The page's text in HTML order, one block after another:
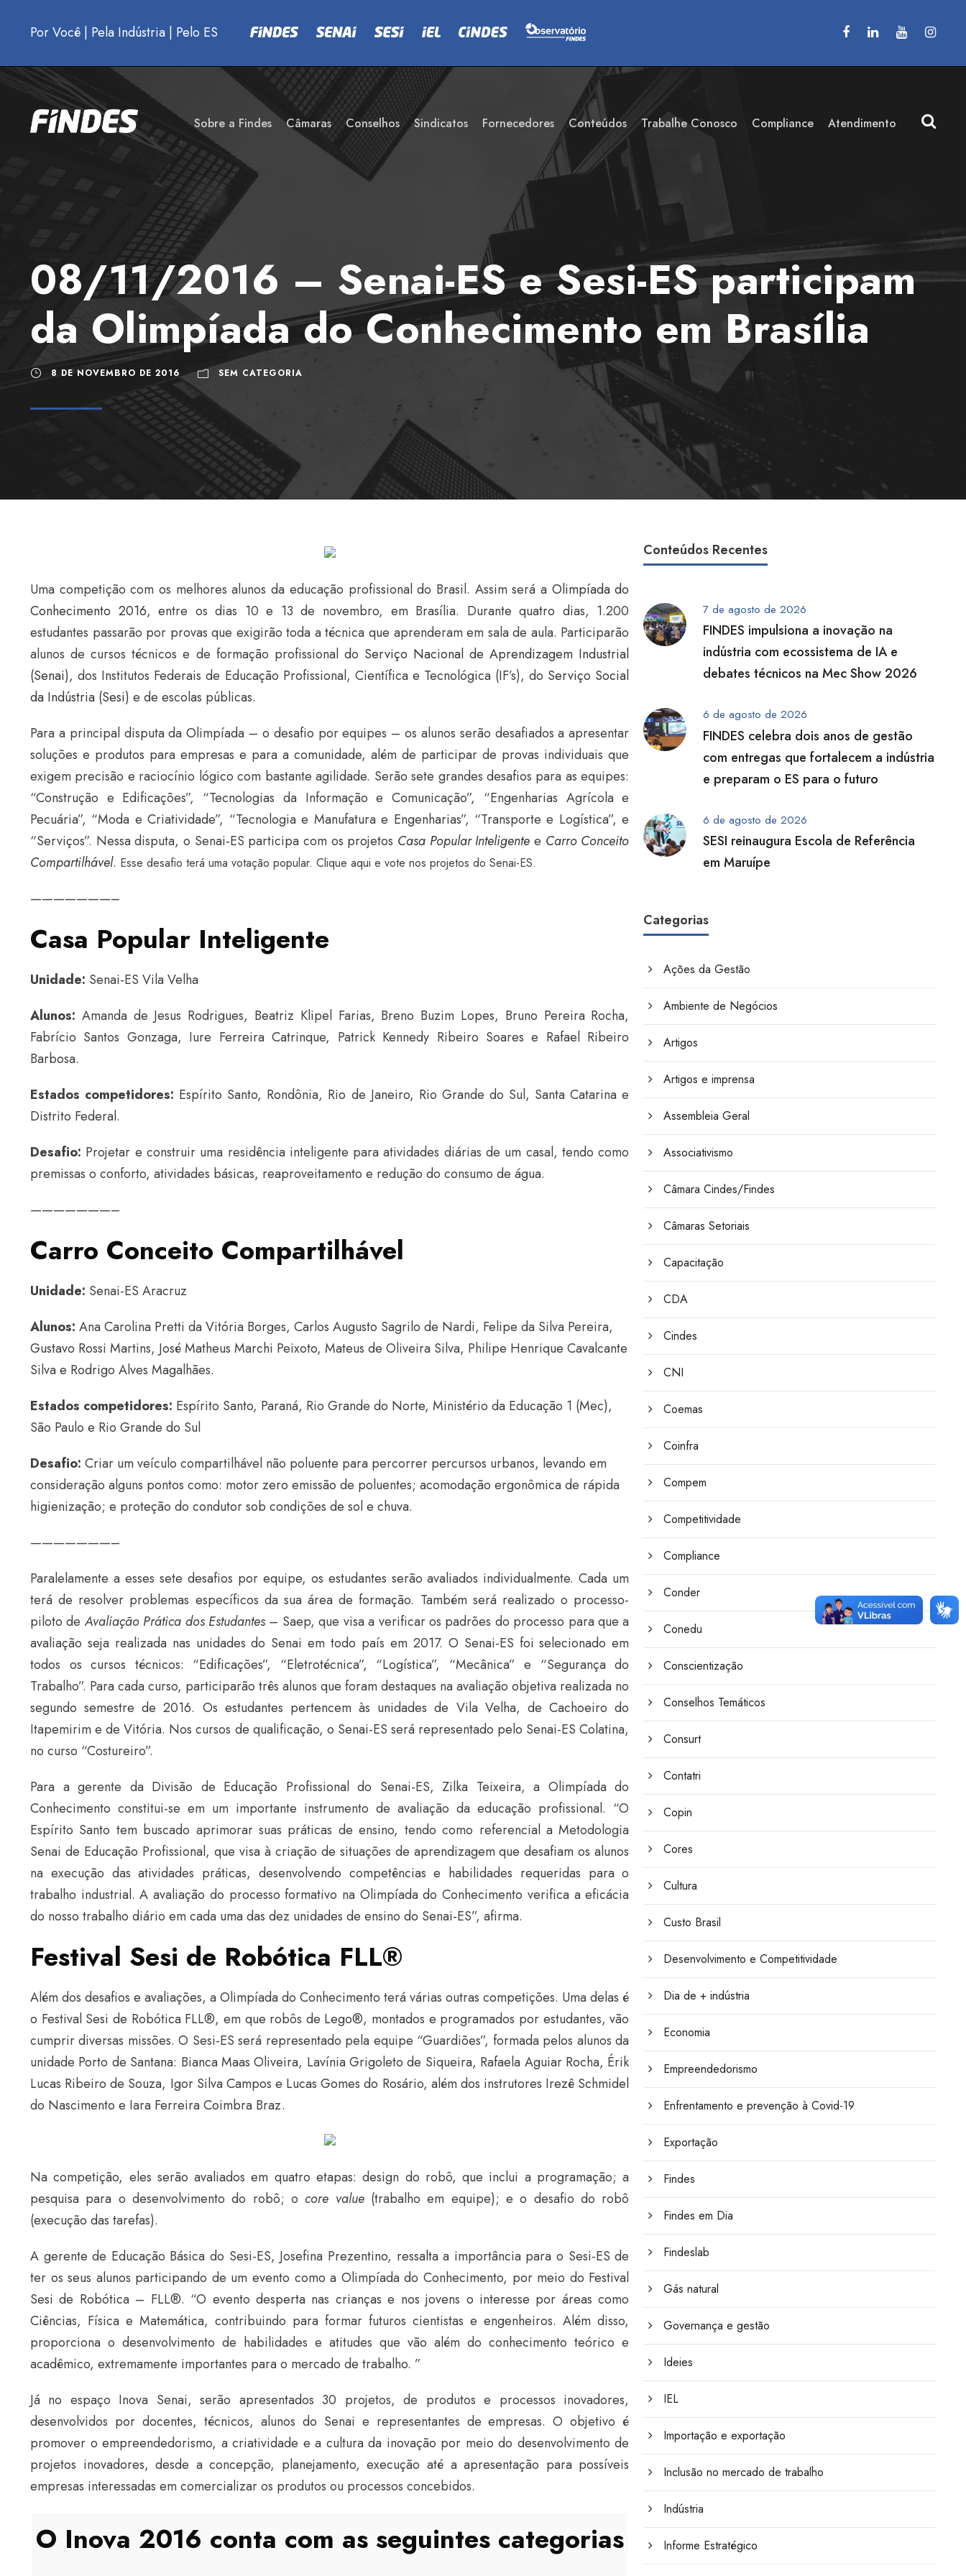
Por Você | Pela Indústria | Pelo ES
Sobre a Findes Câmaras Conselhos Sindicatos Fornecedores Conteúdos Trabalhe Conosco Compliance Atendimento
08/11/2016 – Senai-ES e Sesi-ES participam
da Olimpíada do Conhecimento em Brasília
8 DE NOVEMBRO DE 2016 SEM CATEGORIA
Uma competição com os melhores alunos da educação profissional do Brasil. Assim será a Olimpíada do
Conhecimento 2016, entre os dias 10 e 13 de novembro, em Brasília. Durante quatro dias, 1.200
estudantes passarão por provas que exigirão toda a técnica que aprenderam em sala de aula. Participarão
alunos de cursos técnicos e de formação profissional do Serviço Nacional de Aprendizagem Industrial
(Senai), dos Institutos Federais de Educação Profissional, Científica e Tecnológica (IF’s), do Serviço Social
da Indústria (Sesi) e de escolas públicas.
Para a principal disputa da Olimpíada – o desafio por equipes – os alunos serão desafiados a apresentar
soluções e produtos para empresas e para a comunidade, além de participar de provas individuais que
exigem precisão e raciocínio lógico com bastante agilidade. Serão sete grandes desafios para as equipes:
“Construção e Edificações”, “Tecnologias da Informação e Comunicação”, “Engenharias Agrícola e
Pecuária”, “Moda e Criatividade”, “Tecnologia e Manufatura e Engenharias”, “Transporte e Logística”, e
“Serviços”. Nessa disputa, o Senai-ES participa com os projetos Casa Popular Inteligente e Carro Conceito
Compartilhável. Esse desafio terá uma votação popular. Clique aqui e vote nos projetos do Senai-ES.
———————–
Casa Popular Inteligente
Unidade: Senai-ES Vila Velha
Alunos: Amanda de Jesus Rodrigues, Beatriz Klipel Farias, Breno Buzim Lopes, Bruno Pereira Rocha,
Fabrício Santos Gonzaga, Iure Ferreira Catrinque, Patrick Kennedy Ribeiro Soares e Rafael Ribeiro
Barbosa.
Estados competidores: Espírito Santo, Rondônia, Rio de Janeiro, Rio Grande do Sul, Santa Catarina e
Distrito Federal.
Desafio: Projetar e construir uma residência inteligente para atividades diárias de um casal, tendo como
premissas o conforto, atividades básicas, reaproveitamento e redução do consumo de água.
———————–
Carro Conceito Compartilhável
Unidade: Senai-ES Aracruz
Alunos: Ana Carolina Pretti da Vitória Borges, Carlos Augusto Sagrilo de Nardi, Felipe da Silva Pereira,
Gustavo Rossi Martins, José Matheus Marchi Peixoto, Mateus de Oliveira Silva, Philipe Henrique Cavalcante
Silva e Rodrigo Alves Magalhães.
Estados competidores: Espírito Santo, Paraná, Rio Grande do Norte, Ministério da Educação 1 (Mec),
São Paulo e Rio Grande do Sul
Desafio: Criar um veículo compartilhável não poluente para percorrer percursos urbanos, levando em
consideração alguns pontos como: motor zero emissão de poluentes; acomodação ergonômica de rápida
higienização; e proteção do condutor sob condições de sol e chuva.
———————–
Paralelamente a esses sete desafios por equipe, os estudantes serão avaliados individualmente. Cada um
terá de resolver problemas específicos da sua área de formação. Também será realizado o processo-
piloto deAvaliação Prática dos Estudantes – Saep, que visa a verificar os padrões do processo para que a
avaliação seja realizada nas unidades do Senai em todo país em 2017. O Senai-ES foi selecionado em
todos os cursos técnicos: “Edificações”, “Eletrotécnica”, “Logística”, “Mecânica” e “Segurança do
Trabalho”. Para cada curso, participarão três alunos que foram destaques na avaliação objetiva realizada no
segundo semestre de 2016. Os estudantes pertencem às unidades de Vila Velha, de Cachoeiro do
Itapemirim e de Vitória. Nos cursos de qualificação, o Senai-ES será representado pelo Senai-ES Colatina,
no curso “Costureiro”.
Para a gerente da Divisão de Educação Profissional do Senai-ES, Zilka Teixeira, a Olimpíada do
Conhecimento constitui-se em um importante instrumento de avaliação da educação profissional. “O
Espírito Santo tem buscado aprimorar suas práticas de ensino, tendo como referencial a Metodologia
Senai de Educação Profissional, que visa à criação de situações de aprendizagem que desafiam os alunos
na execução das atividades práticas, desenvolvendo competências e habilidades requeridas para o
trabalho industrial. A avaliação do processo formativo na Olimpíada do Conhecimento verifica a eficácia
do nosso trabalho diário em cada uma das dez unidades de ensino do Senai-ES”, afirma.
Festival Sesi de Robótica FLL®
Além dos desafios e avaliações, a Olimpíada do Conhecimento terá várias outras competições. Uma delas é
o Festival Sesi de Robótica FLL®, em que robôs de Lego®, montados e programados por estudantes, vão
cumprir diversas missões. O Sesi-ES será representado pela equipe “Guardiões”, formada pelos alunos da
unidade Porto de Santana: Bianca Maas Oliveira, Lavínia Grigoleto de Siqueira, Rafaela Aguiar Rocha, Érik
Lucas Ribeiro de Souza, Igor Silva Campos e Lucas Gomes do Rosário, além dos instrutores Irezê Schmidel
do Nascimento e Iara Ferreira Coimbra Braz.
Na competição, eles serão avaliados em quatro etapas: design do robô, que inclui a programação; a
pesquisa para o desenvolvimento do robô; ocore value(trabalho em equipe); e o desafio do robô
(execução das tarefas).
A gerente de Educação Básica do Sesi-ES, Josefina Prezentino, ressalta a importância para o Sesi-ES de
ter os seus alunos participando de um evento como a Olimpíada do Conhecimento, por meio do Festival
Sesi de Robótica – FLL®. “O evento desperta nas crianças e nos jovens o interesse por áreas como
Ciências, Física e Matemática, contribuindo para formar futuros cientistas e engenheiros. Além disso,
proporciona o desenvolvimento de habilidades e atitudes que vão além do conhecimento teórico e
acadêmico, extremamente importantes para o mercado de trabalho. ”
Já no espaço Inova Senai, serão apresentados 30 projetos, de produtos e processos inovadores,
desenvolvidos por docentes, técnicos, alunos do Senai e representantes de empresas. O objetivo é
promover o empreendedorismo, a criatividade e a cultura da inovação por meio do desenvolvimento de
projetos inovadores, desde a concepção, planejamento, execução até a apresentação para possíveis
empresas interessadas em comercializar os produtos ou processos concebidos.
O Inova 2016 conta com as seguintes categorias
Conteúdos Recentes
7 de agosto de 2026
FINDES impulsiona a inovação na
indústria com ecossistema de IA e
debates técnicos na Mec Show 2026
6 de agosto de 2026
FINDES celebra dois anos de gestão
com entregas que fortalecem a indústria
e preparam o ES para o futuro
6 de agosto de 2026
SESI reinaugura Escola de Referência
em Maruípe
Categorias
Ações da Gestão
Ambiente de Negócios
Artigos
Artigos e imprensa
Assembleia Geral
Associativismo
Câmara Cindes/Findes
Câmaras Setoriais
Capacitação
CDA
Cindes
CNI
Coemas
Coinfra
Compem
Competitividade
Compliance
Conder
Conedu
Conscientização
Conselhos Temáticos
Consurt
Contatri
Copin
Cores
Cultura
Custo Brasil
Desenvolvimento e Competitividade
Dia de + indústria
Economia
Empreendedorismo
Enfrentamento e prevenção à Covid-19
Exportação
Findes
Findes em Dia
Findeslab
Gás natural
Governança e gestão
Ideies
IEL
Importação e exportação
Inclusão no mercado de trabalho
Indústria
Informe Estratégico